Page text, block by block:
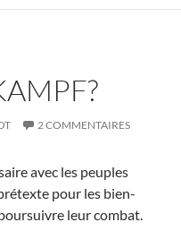
2 COMMENTAIRES
avec les peuples
pour les bien-
leur combat.